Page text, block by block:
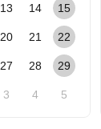
13 14 15
20 21 22
27 28 29
3 4 5